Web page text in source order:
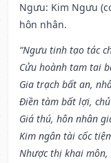
Ngưu: Kim Ngưu
hôn nhân.
“Ngưu tinh tạo tác
Cửu hoành tam tai
Gia trạch bất an,
Điền tàm bất lợi, chủ
Giá thú, hôn nhân
Kim ngân tài cốc
Nhược thị khai